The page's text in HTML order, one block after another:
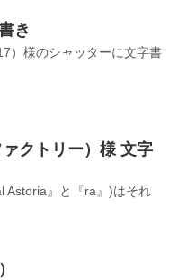
き
）様のシャッターに文字書
クトリー）様 文字
Astoria』と『ra』)はそれ